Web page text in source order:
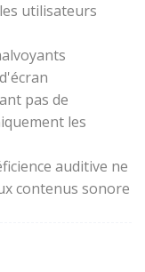
utilisateurs
pas de
les
auditive ne
contenus sonore